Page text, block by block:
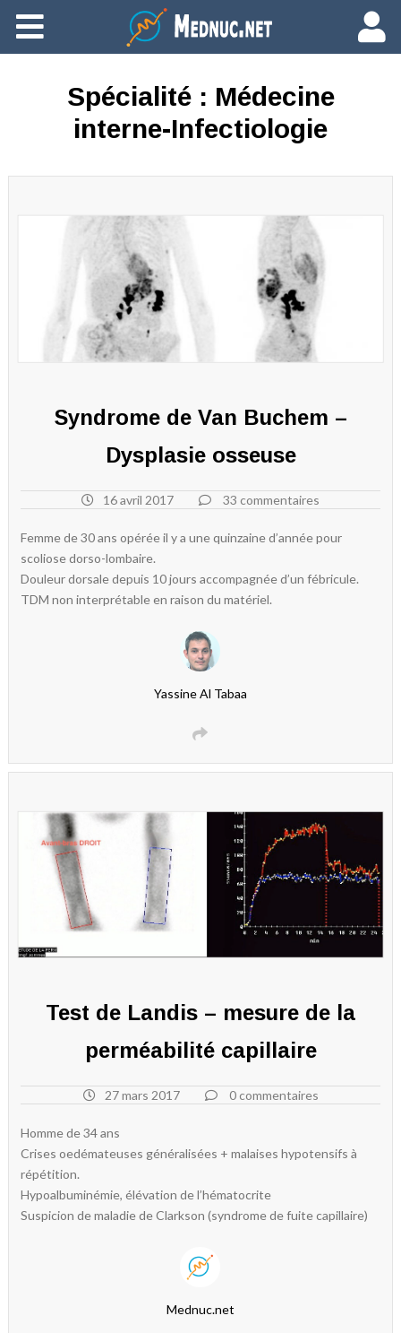
Ajouter du contenu
Spécialité : Médecine
interne-Infectiologie
Syndrome de Van Buchem –
Dysplasie osseuse
16 avril 2017 33 commentaires
Femme de 30 ans opérée il y a une quinzaine d’année pour
scoliose dorso-lombaire.
Douleur dorsale depuis 10 jours accompagnée d’un fébricule.
TDM non interprétable en raison du matériel.
Yassine Al Tabaa
Test de Landis – mesure de la
perméabilité capillaire
27 mars 2017 0 commentaires
Homme de 34 ans
Crises oedémateuses généralisées + malaises hypotensifs à
répétition.
Hypoalbuminémie, élévation de l’hématocrite
Suspicion de maladie de Clarkson (syndrome de fuite capillaire)
Mednuc.net